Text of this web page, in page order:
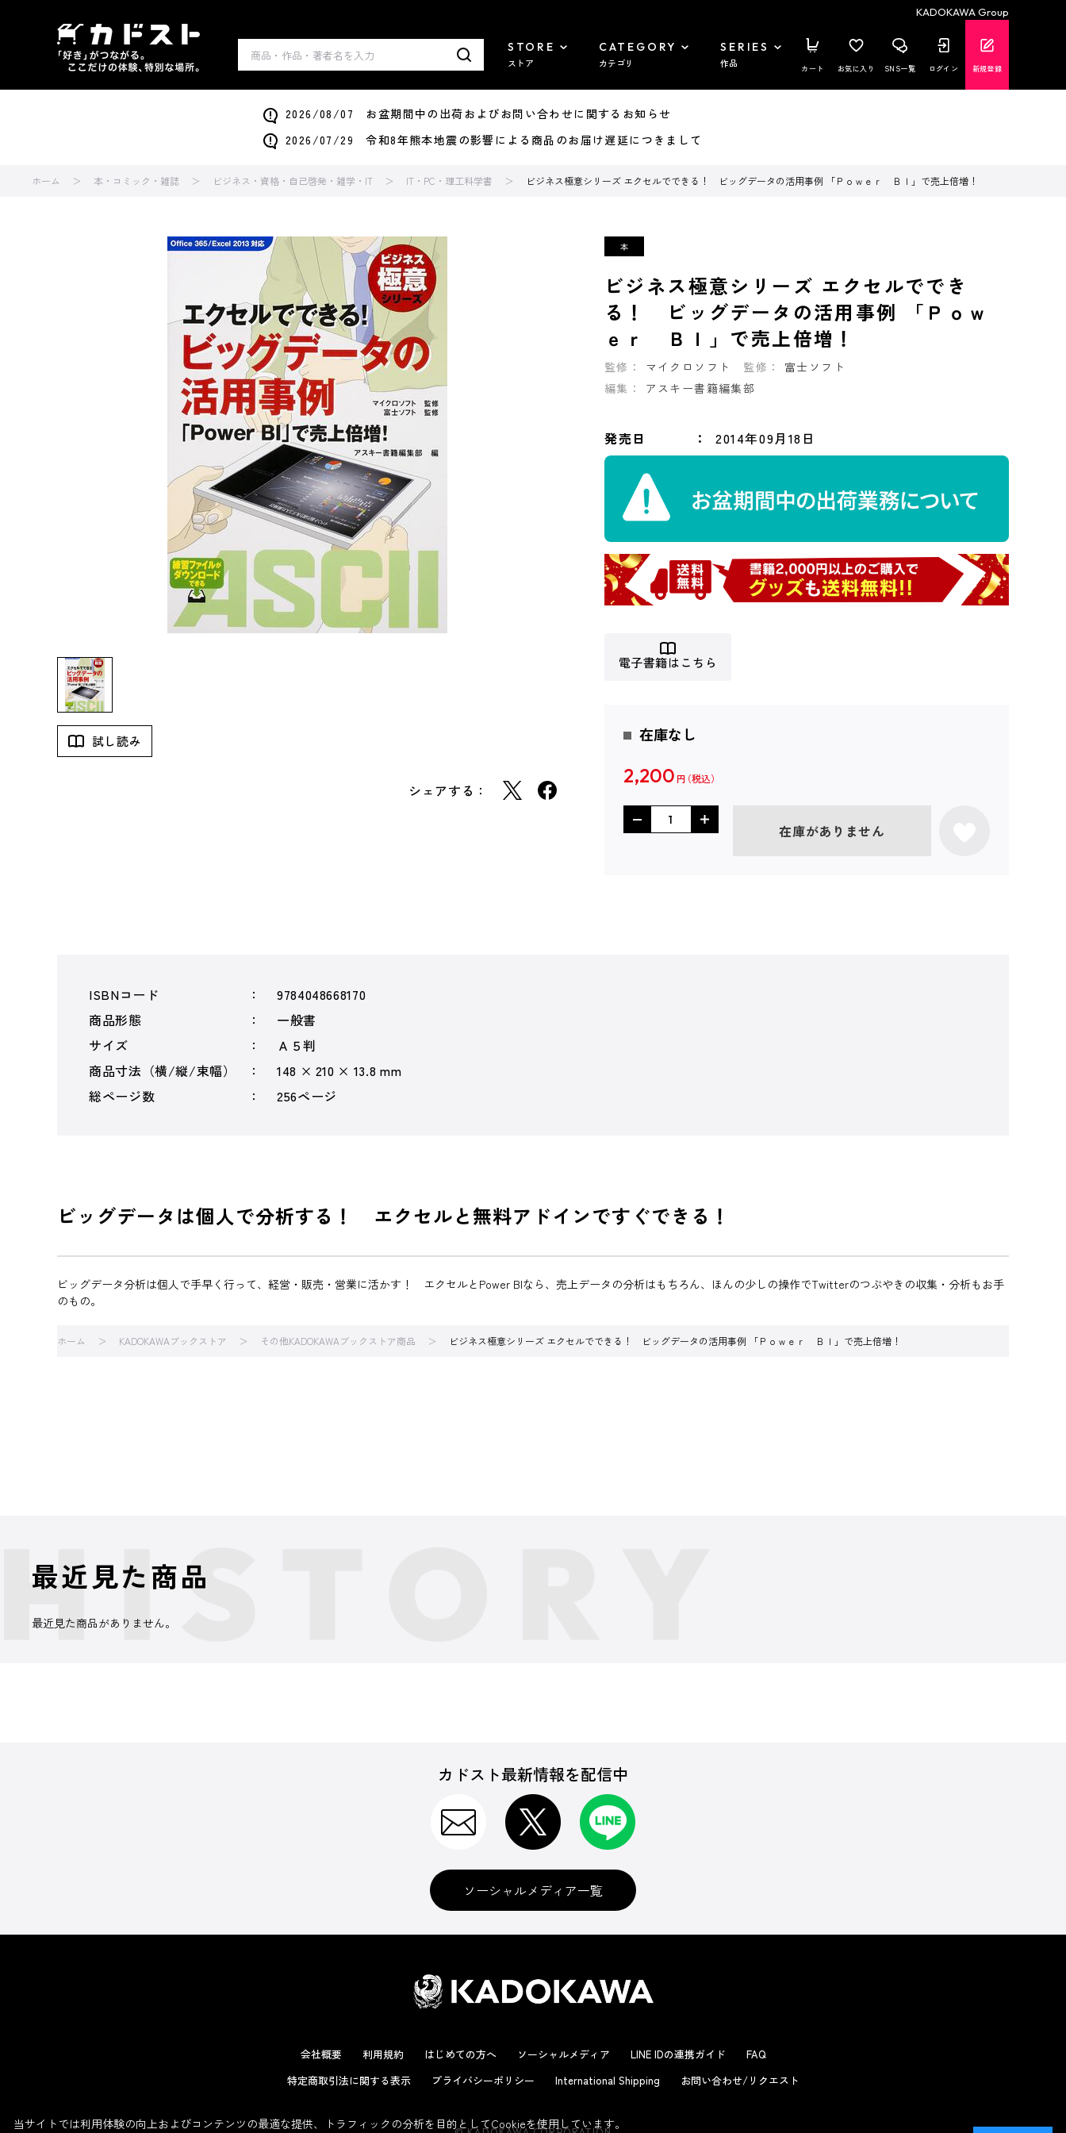
KADOKAWA Group
STORE
ストア
CATEGORY
カテゴリ
SERIES
作品 カート お気に入り SNS一覧 ログイン 新規登録
2026/08/07 お盆期間中の出荷およびお問い合わせに関するお知らせ
2026/07/29 令和8年熊本地震の影響による商品のお届け遅延につきまして
ホーム 本・コミック・雑誌 ビジネス・資格・自己啓発・雑学・IT IT・PC・理工科学書 ビジネス極意シリーズ エクセルでできる！ ビッグデータの活用事例 「Ｐｏｗｅｒ ＢＩ」で売上倍増！
試し読み
シェアする：
ビジネス極意シリーズ エクセルででき
る！ ビッグデータの活用事例 「Ｐｏｗ
ｅｒ ＢＩ」で売上倍増！
監修： マイクロソフト 監修：
富士ソフト
編集：
アスキー書籍編集部
発売日 2014年09月18日
電子書籍はこちら
在庫なし
2,200 円
在庫がありません
ISBNコード
9784048668170
商品形態
一般書
サイズ
Ａ５判
商品寸法（横/縦/束幅）
148 × 210 × 13.8 mm
総ページ数
256ページ
ビッグデータは個人で分析する！ エクセルと無料アドインですぐできる！
ビッグデータ分析は個人で手早く行って、経営・販売・営業に活かす！ エクセルとPower BIなら、売上データの分析はもちろん、ほんの少しの操作でTwitterのつぶやきの収集・分析もお手
のもの。
ホーム KADOKAWAブックストア その他KADOKAWAブックストア商品 ビジネス極意シリーズ エクセルでできる！ ビッグデータの活用事例 「Ｐｏｗｅｒ ＢＩ」で売上倍増！
最近見た商品
最近見た商品がありません。
カドスト最新情報を配信中
ソーシャルメディア一覧
会社概要 利用規約 はじめての方へ ソーシャルメディア LINE IDの連携ガイド
FAQ
特定商取引法に関する表示
プライバシーポリシー International Shipping お問い合わせ/リクエスト
当サイトでは利用体験の向上およびコンテンツの最適な提供、トラフィックの分析を目的としてCookieを使用しています。